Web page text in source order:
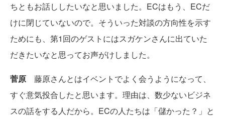
ちともお話ししたいなと思いました。ECはもう、ECだ
けに閉じていないので。そういった対談の方向性を示す
ためにも、第1回のゲストにはスガケンさんに出ていた
だきたいなと思ってお声がけしました。
菅原 藤原さんとはイベントでよく会うようになって、
すぐ意気投合したと思います。理由は、数少ないビジネ
スの話をする人だから。ECの人たちは「儲かった？」と